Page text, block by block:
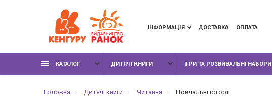
ІНФОРМАЦІЯ ДОСТАВКА ОПЛАТА
КАТАЛОГ ДИТЯЧІ КНИГИ ІГРИ ТА РОЗВИВАЛЬНІ НАБОРИ
Головна Дитячі книги Читання Повчальні історії